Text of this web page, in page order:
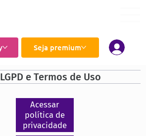
Seja premium
e Termos de Uso
Acessar
política de
privacidade